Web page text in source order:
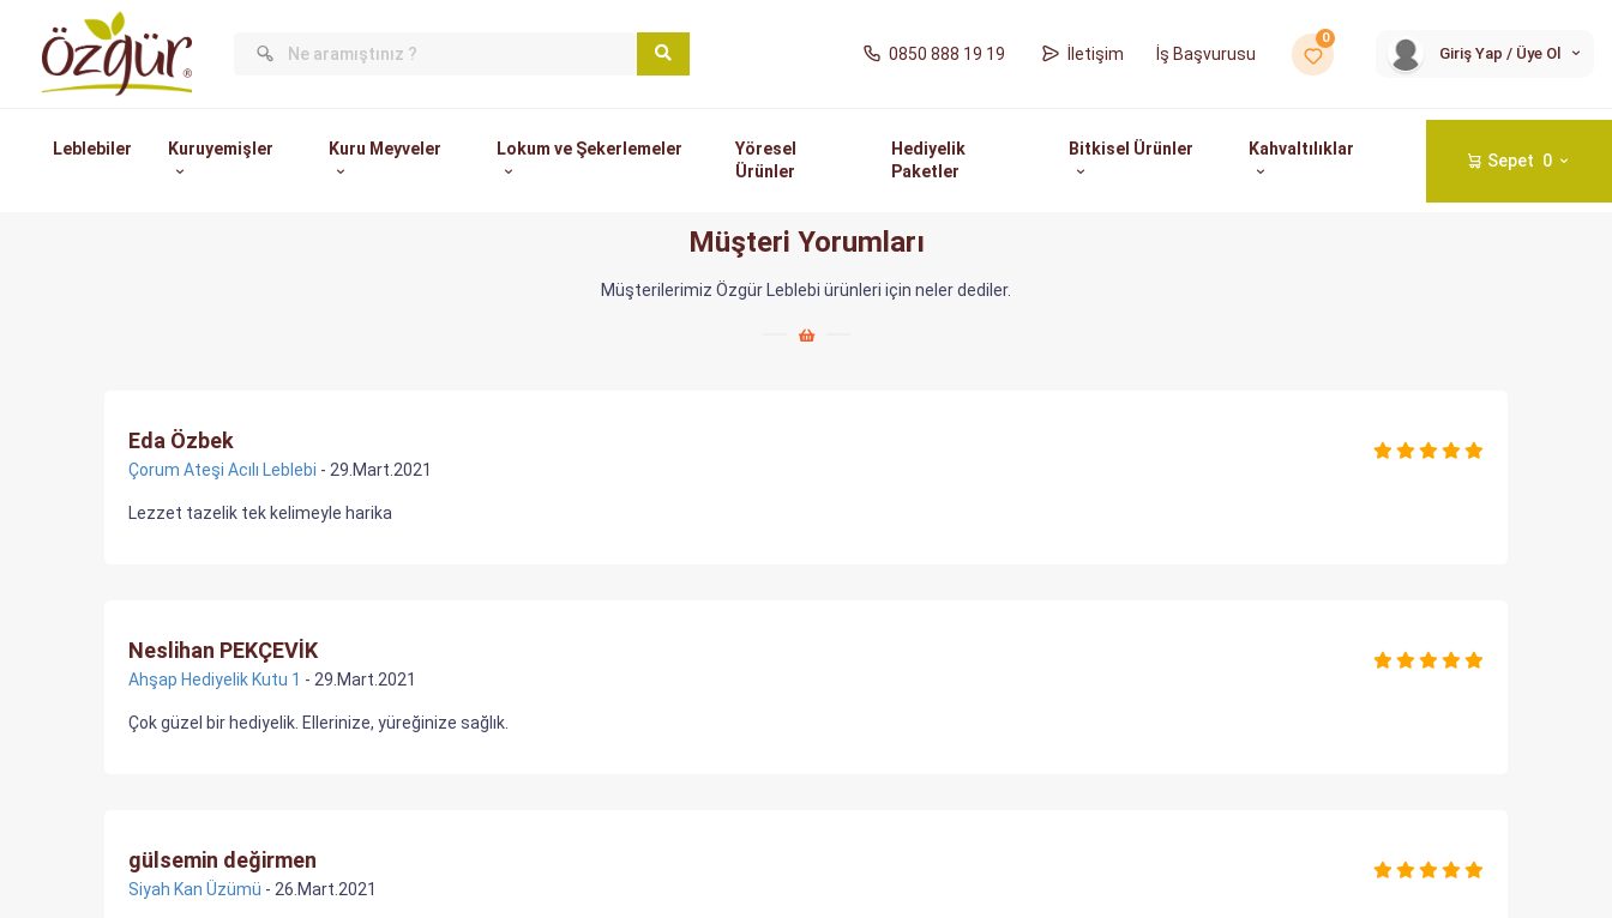
0850 888 19 19 İletişim İş Başvurusu
0
Giriş Yap / Üye Ol
Leblebiler Kuruyemişler Kuru Meyveler Lokum ve Şekerlemeler
Yöresel
Ürünler
Hediyelik
Paketler
Bitkisel Ürünler Kahvaltılıklar
Sepet 0
Müşteri Yorumları
Müşterilerimiz Özgür Leblebi ürünleri için neler dediler.
Eda Özbek
Çorum Ateşi Acılı Leblebi - 29.Mart.2021
Lezzet tazelik tek kelimeyle harika
Neslihan PEKÇEVİK
Ahşap Hediyelik Kutu 1 - 29.Mart.2021
Çok güzel bir hediyelik. Ellerinize, yüreğinize sağlık.
gülsemin değirmen
Siyah Kan Üzümü - 26.Mart.2021